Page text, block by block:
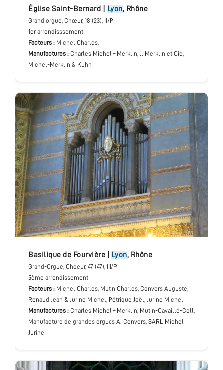
église Saint-Bernard Lyon, Rhône
Grand orgue, Chœur, 18 (23), II/P
1er arrondisssement
Facteurs : Michel Charles,
Manufactures : Charles Michel – Merklin, J. Merklin et Cie,
Michel-Merklin & Kuhn
basilique de Fourvière Lyon, Rhône
Grand-Orgue, Choeur, 47 (47), III/P
5ème arrondissement
Facteurs : Michel Charles, Mutin Charles, Convers Auguste,
Renaud Jean & Jurine Michel, Pétrique Joël, Jurine Michel
Manufactures : Charles Michel – Merklin, Mutin-Cavaillé-Coll,
Manufacture de grandes orgues A. Convers, SARL Michel
Jurine